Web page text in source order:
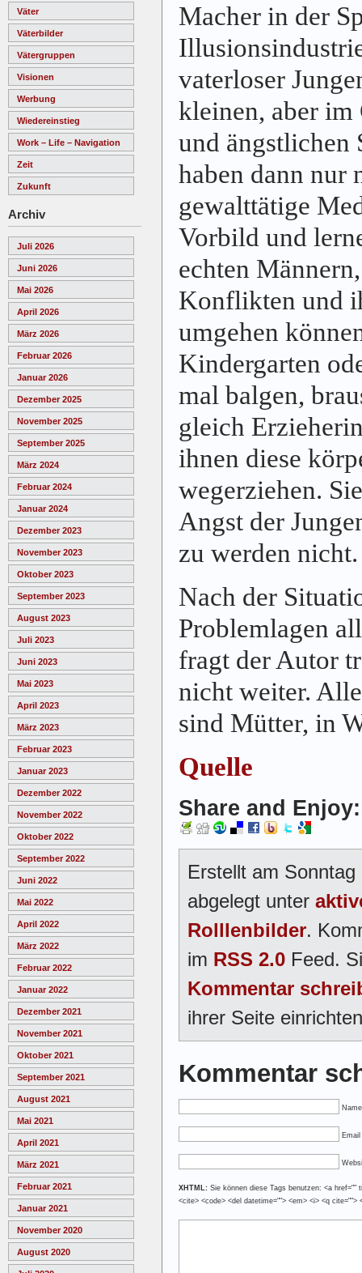
Väter
Väterbilder
Vätergruppen
Visionen
Werbung
Wiedereinstieg
Work – Life – Navigation
Zeit
Zukunft
Archiv
Juli 2026
Juni 2026
Mai 2026
April 2026
März 2026
Februar 2026
Januar 2026
Dezember 2025
November 2025
September 2025
März 2024
Februar 2024
Januar 2024
Dezember 2023
November 2023
Oktober 2023
September 2023
August 2023
Juli 2023
Juni 2023
Mai 2023
April 2023
März 2023
Februar 2023
Januar 2023
Dezember 2022
November 2022
Oktober 2022
September 2022
Juni 2022
Mai 2022
April 2022
März 2022
Februar 2022
Januar 2022
Dezember 2021
November 2021
Oktober 2021
September 2021
August 2021
Mai 2021
April 2021
März 2021
Februar 2021
Januar 2021
November 2020
August 2020
Macher in der
vaterloser
kleinen, aber im
und ängstlichen
haben dann nur
gewalttätige
Vorbild und
echten
Konflikten und
umgehen
Kindergarten
mal balgen,
gleich
ihnen diese
wegerziehen.
Angst der
zu werden
Nach der
Problemlagen
fragt der Autor
nicht weiter.
sind Mütter, in
Quelle
Share and Enjoy:
Erstellt am
abgelegt unter
Rolllenbilder.
im RSS 2.0 Feed.
Kommentar
ihrer Seite
Kommentar
Name
XHTML: Sie können diese Tags benutzen: <a href=""
<cite> <code> <del datetime=""> <em> <i> <q cite="">